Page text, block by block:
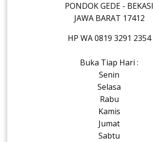
PONDOK GEDE - BEKASI
JAWA BARAT 17412
HP WA 0819 3291 2354
Buka Tiap Hari :
Senin
Selasa
Rabu
Kamis
Jumat
Sabtu